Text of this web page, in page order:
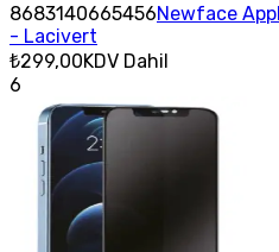
8683140665456Newface
- Lacivert
₺299,00KDV Dahil
6